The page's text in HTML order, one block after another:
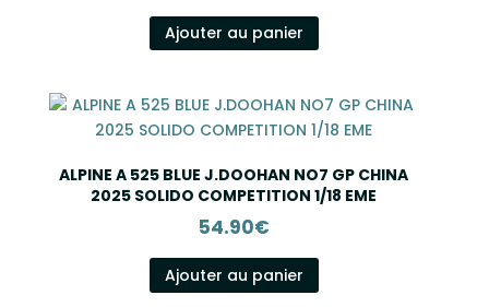
Ajouter au panier
ALPINE A 525 BLUE J.DOOHAN NO7 GP CHINA
2025 SOLIDO COMPETITION 1/18 EME
54.90€
Ajouter au panier